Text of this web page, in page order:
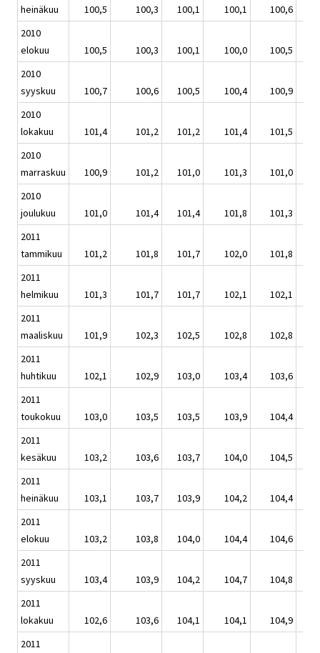
heinäkuu
100,5 100,3 100,1 100,1
100,6
2010
elokuu
100,5 100,3 100,1 100,0
100,5
2010
syyskuu
100,7 100,6 100,5 100,4
100,9
2010
lokakuu
101,4 101,2 101,2 101,4
101,5
2010
marraskuu
100,9 101,2 101,0 101,3
101,0
2010
joulukuu
101,0 101,4 101,4 101,8
101,3
2011
tammikuu
101,2 101,8 101,7 102,0
101,8
2011
helmikuu
101,3 101,7 101,7 102,1
102,1
2011
maaliskuu
101,9 102,3 102,5 102,8
102,8
2011
huhtikuu
102,1 102,9 103,0 103,4
103,6
2011
toukokuu
103,0 103,5 103,5 103,9
104,4
2011
kesäkuu
103,2 103,6 103,7 104,0
104,5
2011
heinäkuu
103,1 103,7 103,9 104,2
104,4
2011
elokuu
103,2 103,8 104,0 104,4
104,6
2011
syyskuu
103,4 103,9 104,2 104,7
104,8
2011
lokakuu
102,6 103,6 104,1 104,1
104,9
2011